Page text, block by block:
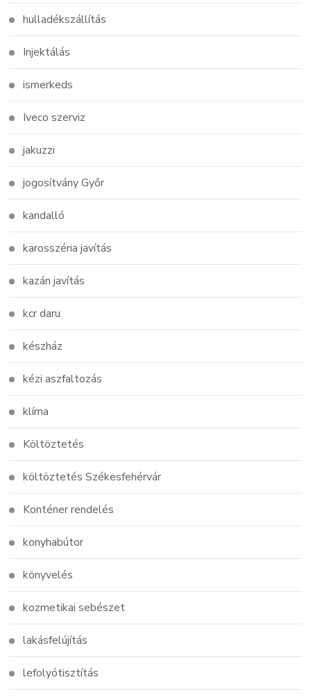
hulladékszállítás
Injektálás
ismerkeds
Iveco szerviz
jakuzzi
jogosítvány Győr
kandalló
karosszéria javítás
kazán javítás
kcr daru
készház
kézi aszfaltozás
klíma
Költöztetés
költöztetés Székesfehérvár
Konténer rendelés
konyhabútor
könyvelés
kozmetikai sebészet
lakásfelújítás
lefolyótisztítás